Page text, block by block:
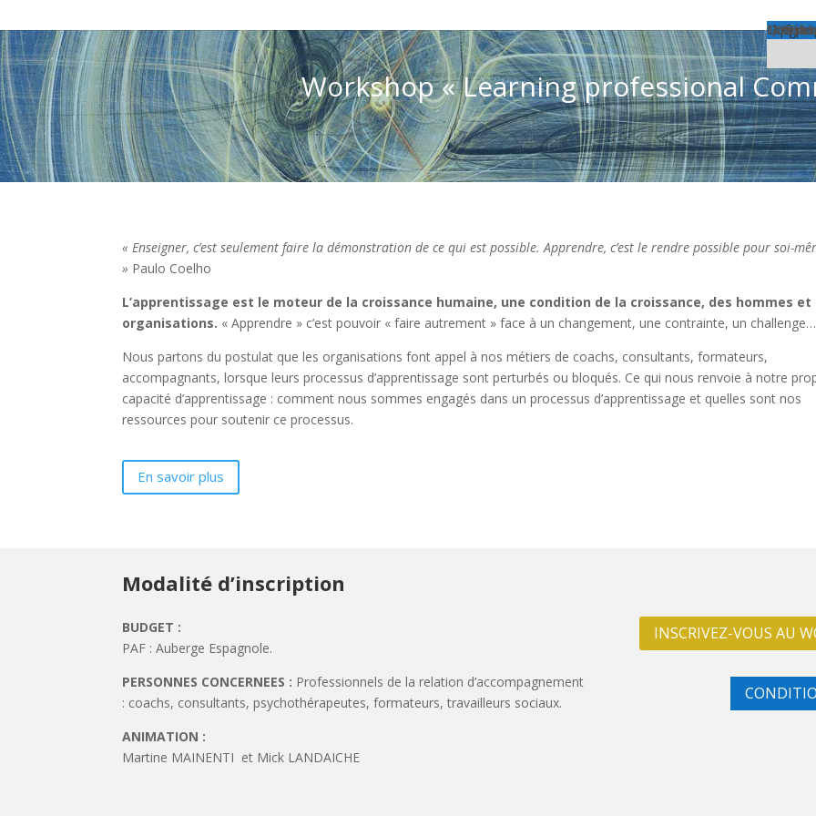
Menu
Accueil
Cours
La
Atelier
Les
Elargir
Groupe
Qui
Liens
Lieu
Contact
Workshop « Learning professional
« Enseigner, c’est seulement faire la démonstration de ce qui est possible. Apprendre, c’est le rendre possible pour soi-
» Paulo Coelho
L’apprentissage est le moteur de la croissance humaine, une condition de la croissance, des hommes et
organisations. « Apprendre » c’est pouvoir « faire autrement » face à un changement, une contrainte, un
Nous partons du postulat que les organisations font appel à nos métiers de coachs, consultants, formateurs,
accompagnants, lorsque leurs processus d’apprentissage sont perturbés ou bloqués. Ce qui nous renvoie à notre
capacité d’apprentissage : comment nous sommes engagés dans un processus d’apprentissage et quelles sont nos
ressources pour soutenir ce processus.
En savoir plus
Modalité d’inscription
BUDGET :
PAF : Auberge Espagnole.
PERSONNES CONCERNEES : Professionnels de la relation d’accompagnement
: coachs, consultants, psychothérapeutes, formateurs, travailleurs sociaux.
ANIMATION :
Martine MAINENTI et Mick LANDAICHE
INSCRIVEZ-VOUS AU